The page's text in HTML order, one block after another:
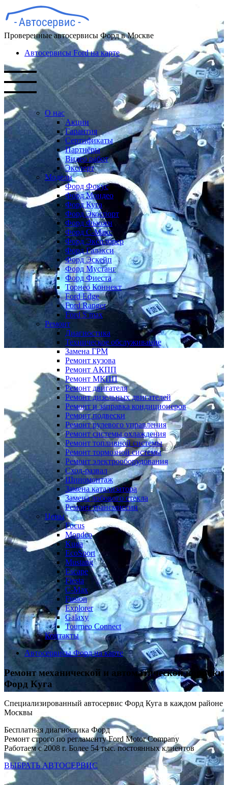
Проверенные автосервисы Форд в Москве
Автосервисы Ford на карте
О нас
Акции
Гарантия
Сертификаты
Партнёры
Видео работ
Эксперт
Модели
Форд Фокус
Форд Мондео
Форд Куга
Форд Экоспорт
Форд Фьюжн
Форд С-Макс
Форд Эксплорер
Форд Галакси
Форд Эскейп
Форд Мустанг
Форд Фиеста
Торнео Коннект
Ford Edge
Ford Ranger
Ford S max
Ремонт
Диагностика
Техническое обслуживание
Замена ГРМ
Ремонт кузова
Ремонт АКПП
Ремонт МКПП
Ремонт двигателя
Ремонт дизельных двигателей
Ремонт и заправка кондиционеров
Ремонт подвески
Ремонт рулевого управления
Ремонт системы охлаждения
Ремонт топливной системы
Ремонт тормозной системы
Ремонт электрооборудования
Сход-развал
Шиномонтаж
Замена катализатора
Замена лобового стекла
Ремонт трансмиссии
Цены
Focus
Mondeo
Kuga
EcoSport
Mustang
Escape
Fiesta
C-Max
Fusion
Explorer
Galaxy
Tourneo Connect
Контакты
Автосервисы Форд на карте
Ремонт механической и автоматической коробки
Форд Куга
Специализированный автосервис Форд Куга в каждом районе
Москвы
Бесплатная диагностика Форд
Ремонт строго по регламенту Ford Motor Company
Работаем с 2008 г. Более 54 тыс. постоянных клиентов
ВЫБРАТЬ АВТОСЕРВИС